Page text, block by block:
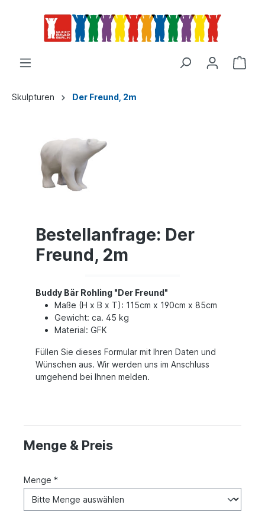
Skulpturen Der Freund, 2m
Bestellanfrage: Der
Freund, 2m
Buddy Bär Rohling "Der Freund"
Maße (H x B x T): 115cm x 190cm x 85cm
Gewicht: ca. 45 kg
Material: GFK
Füllen Sie dieses Formular mit Ihren Daten und
Wünschen aus. Wir werden uns im Anschluss
umgehend bei Ihnen melden.
Menge & Preis
Menge *